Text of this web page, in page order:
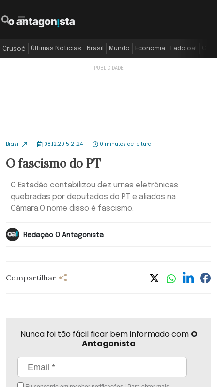
Crusoé Últimas Notícias Brasil Mundo Economia Lado oa!
Brasil 08.12.2015 21:24 0 minutos de leitura
O fascismo do PT
O Estadão contabilizou dez urnas eletrônicas
quebradas por deputados do PT e aliados na
Câmara.O nome disso é fascismo.
Redação O Antagonista
Compartilhar
Nunca foi tão fácil ficar bem informado com O
Antagonista